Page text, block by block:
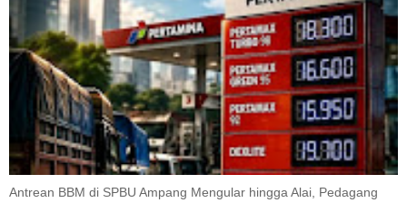
Antrean BBM di SPBU Ampang Mengular hingga Alai, Pedagang